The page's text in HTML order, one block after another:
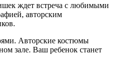
ждет встреча с любимыми
авторским
Авторские костюмы
зале. Ваш ребенок станет